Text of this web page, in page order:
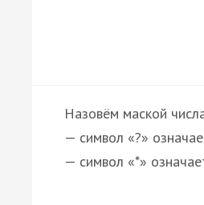
Назовём маской
— символ «?»
— символ «*»